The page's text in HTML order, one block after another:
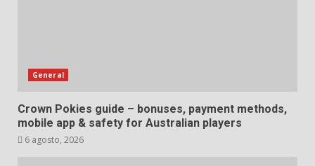
General
Crown Pokies guide – bonuses, payment methods,
mobile app & safety for Australian players
6 agosto, 2026